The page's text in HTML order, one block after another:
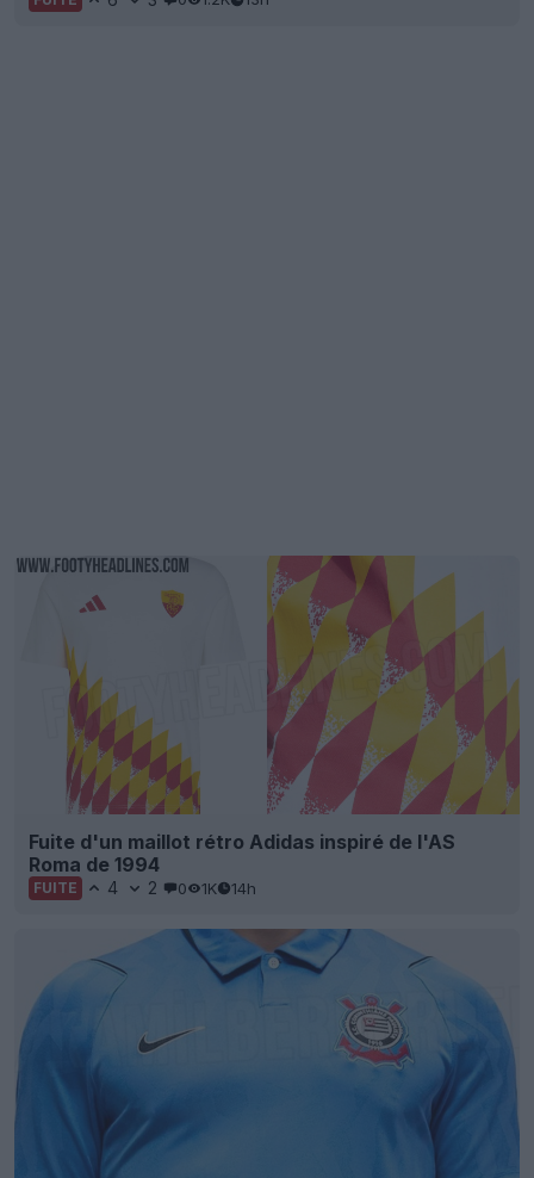
Fuite d'un maillot rétro Adidas inspiré de l'AS
Roma de 1994
FUITE 4 2 0 1K 14h